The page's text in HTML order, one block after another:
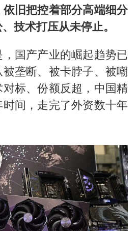
旧把控着部分高端细分
技术打压从未停止。
国产产业的崛起趋势已
垄断、被卡脖子、被嘲
标、份额反超，中国精
间，走完了外资数十年